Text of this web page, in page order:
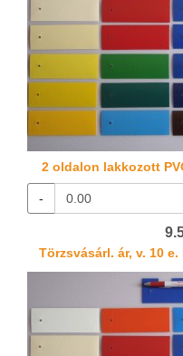
2 oldalon lakkozott
-
Törzsvásárl. ár, v. 10